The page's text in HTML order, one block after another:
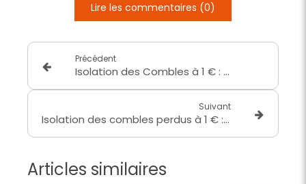
Lire les commentaires (0)
Précédent
Isolation des Combles à 1 € : Une Opportunité Économique pour les Revenus Modestes
Suivant
Isolation des combles perdus à 1 € : comment ça marche ?
Articles similaires